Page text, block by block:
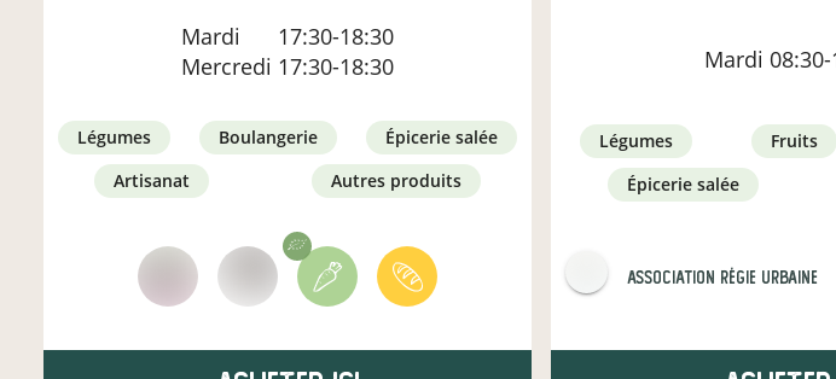
Mardi
17:30-18:30
Mercredi 17:30-18:30
légumes boulangerie
épicerie salée
artisanat
autres produits
Mardi
légumes fruits
épicerie salée
Association Régie Urbaine